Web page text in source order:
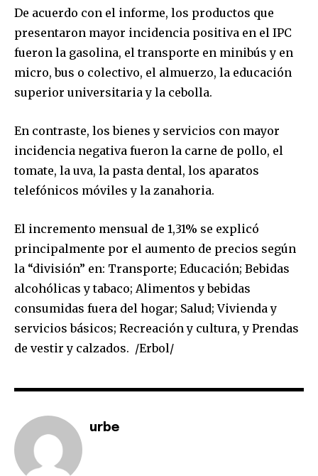
Join our community of
SUBSCRIBERS and be part of the
conversation.
De acuerdo con el informe, los productos que
presentaron mayor incidencia positiva en el IPC
fueron la gasolina, el transporte en minibús y en
micro, bus o colectivo, el almuerzo, la educación
superior universitaria y la cebolla.
En contraste, los bienes y servicios con mayor
incidencia negativa fueron la carne de pollo, el
tomate, la uva, la pasta dental, los aparatos
telefónicos móviles y la zanahoria.
El incremento mensual de 1,31% se explicó
principalmente por el aumento de precios según
la “división” en: Transporte; Educación; Bebidas
alcohólicas y tabaco; Alimentos y bebidas
consumidas fuera del hogar; Salud; Vivienda y
servicios básicos; Recreación y cultura, y Prendas
de vestir y calzados. /Erbol/
urbe